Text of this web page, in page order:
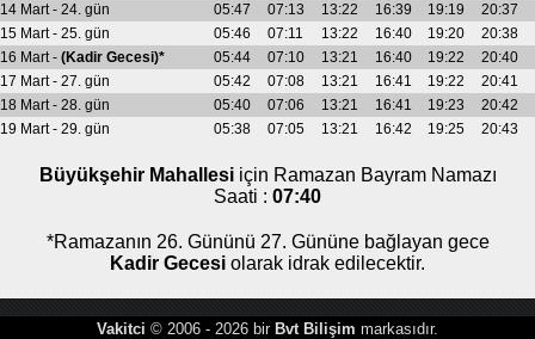
14 Mart - 24. gün
05:47 07:13 13:22 16:39 19:19
20:37
15 Mart - 25. gün
05:46 07:11 13:22 16:40 19:20
20:38
16 Mart - (Kadir Gecesi)* 05:44 07:10 13:21 16:40 19:22
20:40
17 Mart - 27. gün
05:42 07:08 13:21 16:41 19:22
20:41
18 Mart - 28. gün
05:40 07:06 13:21 16:41 19:23
20:42
19 Mart - 29. gün
05:38 07:05 13:21 16:42 19:25 20:43
Büyükşehir Mahallesiiçin Ramazan Bayram Namazı
Saati : 07:40
*Ramazanın 26. Gününü 27. Gününe bağlayan gece
Kadir Gecesi olarak idrak edilecektir.
Vakitci © 2006 - 2026 bir Bvt Bilişim markasıdır.